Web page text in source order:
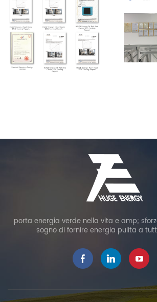
porta energia verde nella vita e amp;
sogno di fornire energia pulita a